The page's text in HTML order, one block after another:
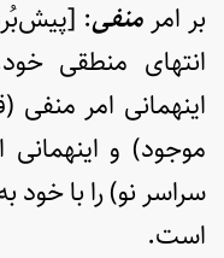
بر امر منفی:
انتهای منطقی
اینهمانی امر منفی
موجود) و
سراسر نو) را با خود
است.